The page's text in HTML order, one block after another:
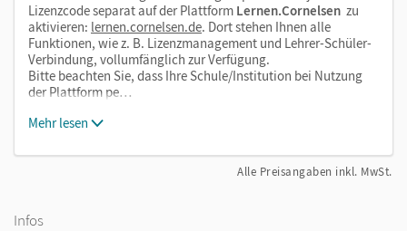
Lizenzcode separat auf der Plattform Lernen.Cornelsen zu
aktivieren: lernen.cornelsen.de. Dort stehen Ihnen alle
Funktionen, wie z. B. Lizenzmanagement und Lehrer-Schüler-
Verbindung, vollumfänglich zur Verfügung.
Bitte beachten Sie, dass Ihre Schule/Institution bei Nutzung
der Plattform pe…
Mehr lesen
Alle Preisangaben inkl. MwSt.
Infos